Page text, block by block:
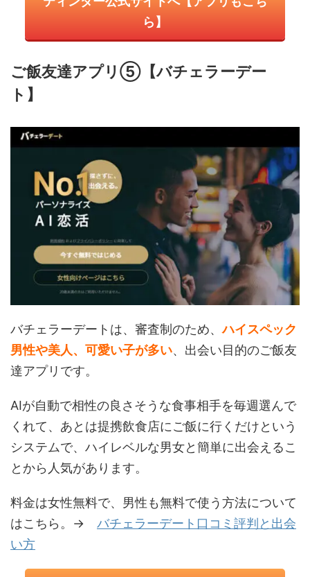
ら】
ご飯友達アプリ⑤【バチェラーデー
ト】
バチェラーデートは、審査制のため、ハイスペック
男性や美人、可愛い子が多い、出会い目的のご飯友
達アプリです。
AIが自動で相性の良さそうな食事相手を毎週選んで
くれて、あとは提携飲食店にご飯に行くだけという
システムで、ハイレベルな男女と簡単に出会えるこ
とから人気があります。
料金は女性無料で、男性も無料で使う方法について
はこちら。→ バチェラーデート口コミ評判と出会
い方